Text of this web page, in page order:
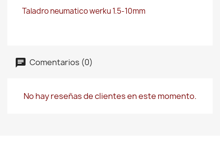
Taladro neumatico werku 1.5-10mm
Comentarios (0)
No hay reseñas de clientes en este momento.